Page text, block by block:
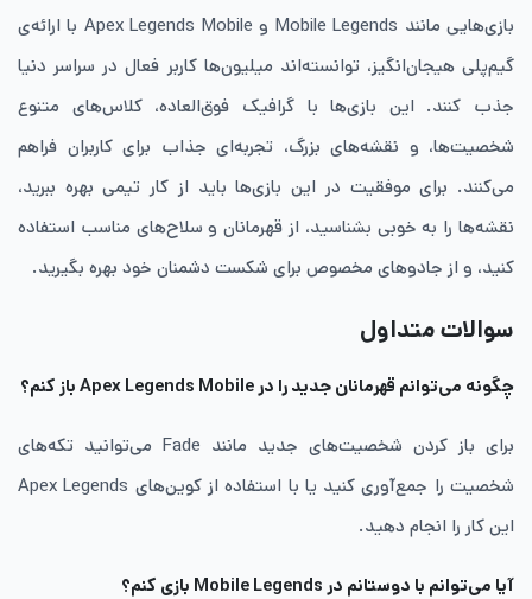
بازی‌هایی مانند Mobile Legends و Apex Legends Mobile با ارائه‌ی
گیم‌پلی هیجان‌انگیز، توانسته‌اند میلیون‌ها کاربر فعال در سراسر دنیا
جذب کنند. این بازی‌ها با گرافیک فوق‌العاده، کلاس‌های متنوع
شخصیت‌ها، و نقشه‌های بزرگ، تجربه‌ای جذاب برای کاربران فراهم
می‌کنند. برای موفقیت در این بازی‌ها باید از کار تیمی بهره ببرید،
نقشه‌ها را به خوبی بشناسید، از قهرمانان و سلاح‌های مناسب استفاده
کنید، و از جادوهای مخصوص برای شکست دشمنان خود بهره بگیرید.
سوالات متداول
چگونه می‌توانم قهرمانان جدید را در Apex Legends Mobile باز کنم؟
برای باز کردن شخصیت‌های جدید مانند Fade می‌توانید تکه‌های
شخصیت را جمع‌آوری کنید یا با استفاده از کوین‌های Apex Legends
این کار را انجام دهید.
آیا می‌توانم با دوستانم در Mobile Legends بازی کنم؟